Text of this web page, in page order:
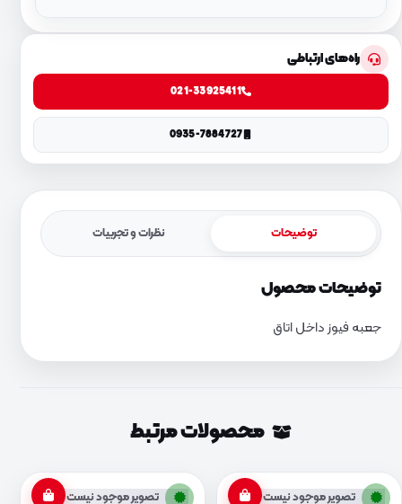
راه‌های ارتباطی
021-33925411
0935-7884727
توضیحات نظرات و تجربیات
توضیحات محصول
جعبه فیوز داخل اتاق
محصولات مرتبط
تصویر موجود نیست تصویر موجود نیست